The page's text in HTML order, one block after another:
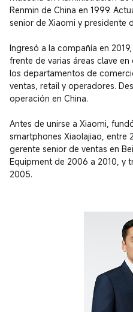
Renmin de China en 1999.
senior de Xiaomi y presidente
Ingresó a la compañía en
frente de varias áreas clave
los departamentos de
ventas, retail y operadores.
operación en China.
Antes de unirse a Xiaomi,
smartphones Xiaolajiao, entre
gerente senior de ventas en
Equipment de 2006 a 2010, y
2005.